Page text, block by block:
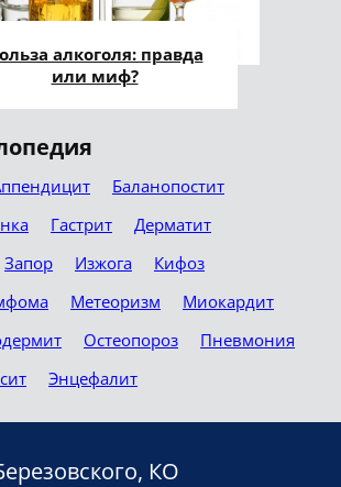
алкоголя: правда
или миф?
Баланопостит
Гастрит
Дерматит
Запор Изжога
Кифоз
Метеоризм
Миокардит
Остеопороз
Пневмония
Энцефалит
КО